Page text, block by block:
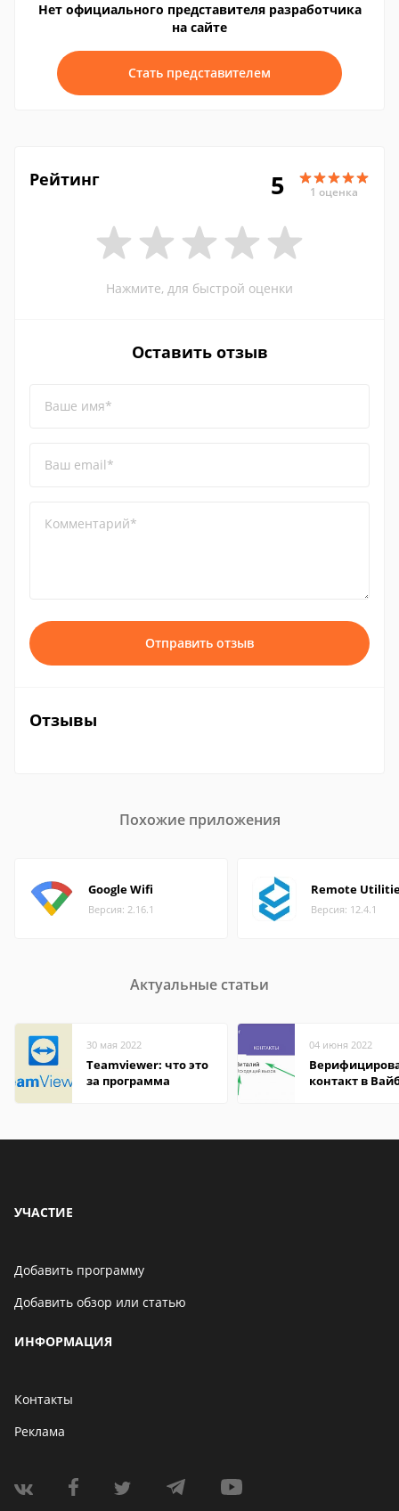
Нет официального представителя разработчика
на сайте
Стать представителем
Рейтинг 5 1 оценка
Нажмите, для быстрой оценки
Оставить отзыв
Ваше имя*
Ваш email*
Комментарий*
Отправить отзыв
Отзывы
Похожие приложения
Google Wifi
Версия: 2.16.1
Remote
Версия: 12.4.1
Актуальные статьи
30 мая 2022
Teamviewer: что это
за программа
04 июня 2022
контакт в
УЧАСТИЕ
Добавить программу
Добавить обзор или статью
ИНФОРМАЦИЯ
Контакты
Реклама